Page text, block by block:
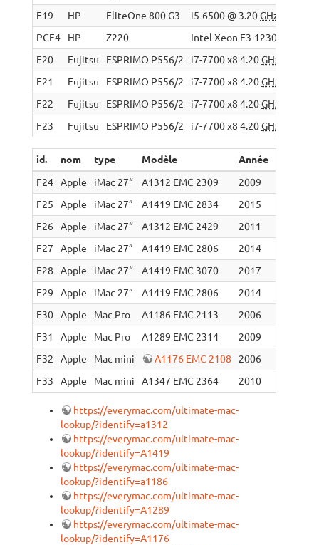
F19
HP EliteOne 800 G3 i5-6500 @ 3.20GHz
PCF4
HP Z220
Intel Xeon E3-1230 V2
F20
Fujitsu ESPRIMO P556/2 i7-7700 x8 4.20GHz
F21
Fujitsu ESPRIMO P556/2 i7-7700 x8 4.20GHz
F22
Fujitsu ESPRIMO P556/2 i7-7700 x8 4.20GHz
F23
Fujitsu ESPRIMO P556/2 i7-7700 x8 4.20GHz
id. nom type Modèle Année
F24
Apple iMac 27“ A1312 EMC 2309 2009
F25
Apple iMac 27” A1419 EMC 2834 2015
F26
Apple iMac 27“ A1312 EMC 2429 2011
F27
Apple iMac 27” A1419 EMC 2806 2014
F28
Apple iMac 27“ A1419 EMC 3070 2017
F29
Apple iMac 27” A1419 EMC 2806 2014
F30
Apple Mac Pro A1186 EMC 2113 2006
F31
Apple Mac Pro A1289 EMC 2314 2009
F32
Apple Mac mini A1176 EMC 2108 2006
F33
Apple Mac mini A1347 EMC 2364 2010
https://everymac.com/ultimate-mac-
lookup/?identify=a1312
https://everymac.com/ultimate-mac-
lookup/?identify=A1419
https://everymac.com/ultimate-mac-
lookup/?identify=a1186
https://everymac.com/ultimate-mac-
lookup/?identify=A1289
https://everymac.com/ultimate-mac-
lookup/?identify=A1176